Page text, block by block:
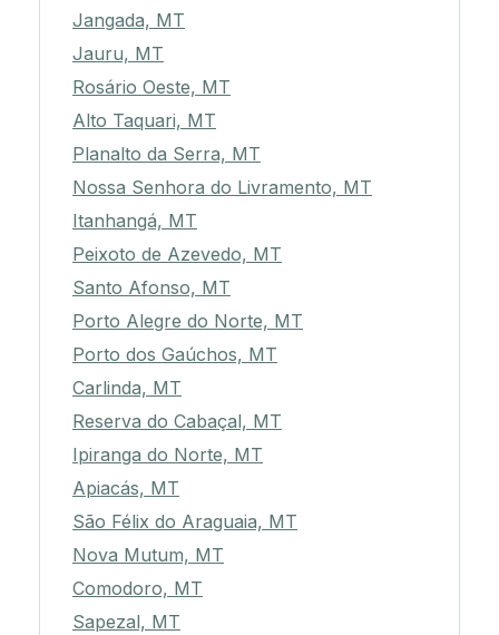
Jangada, MT
Jauru, MT
Rosário Oeste, MT
Alto Taquari, MT
Planalto da Serra, MT
Nossa Senhora do Livramento, MT
Itanhangá, MT
Peixoto de Azevedo, MT
Santo Afonso, MT
Porto Alegre do Norte, MT
Porto dos Gaúchos, MT
Carlinda, MT
Reserva do Cabaçal, MT
Ipiranga do Norte, MT
Apiacás, MT
São Félix do Araguaia, MT
Nova Mutum, MT
Comodoro, MT
Sapezal, MT